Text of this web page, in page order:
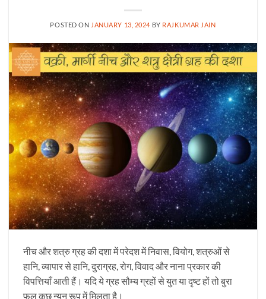
POSTED ON JANUARY 13, 2024 BY RAJKUMAR JAIN
नीच और शत्रु ग्रह की दशा में परेदश में निवास, वियोग, शत्रुओं से
हानि, व्यापार से हानि, दुराग्रह, रोग, विवाद और नाना प्रकार की
विपत्तियाँ आती हैं। यदि ये ग्रह सौम्य ग्रहों से युत या दृष्ट हों तो बुरा
फल कुछ न्यून रूप में मिलता है।